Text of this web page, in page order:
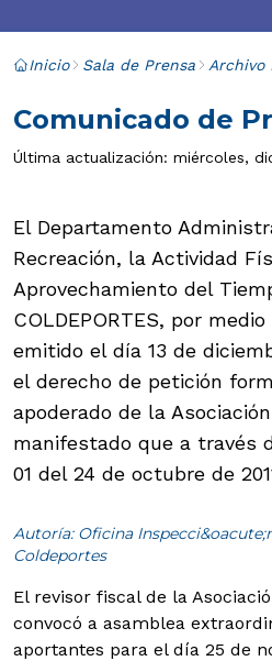
Inicio Sala de Prensa Archivo
Comunicado de
Última actualización: miércoles,
El Departamento
Recreación, la Actividad
Aprovechamiento del
COLDEPORTES, por
emitido el día 13 de
el derecho de petición
apoderado de la
manifestado que a través
01 del 24 de octubre de
Autoría: Oficina
Coldeportes
El revisor fiscal de la
convocó a asamblea
aportantes para el día 25 de